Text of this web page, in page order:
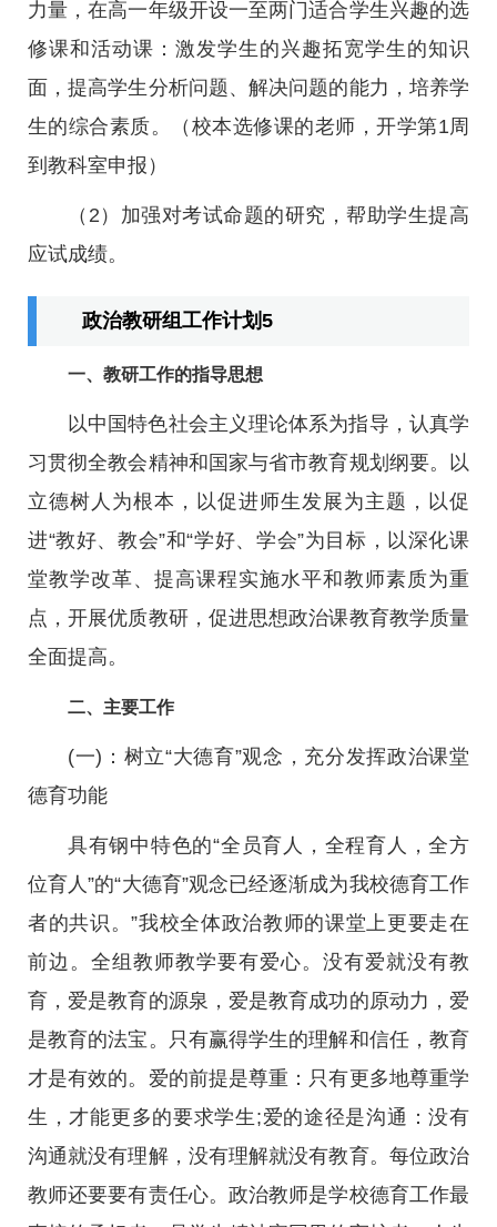
力量，在高一年级开设一至两门适合学生兴趣的选
修课和活动课：激发学生的兴趣拓宽学生的知识
面，提高学生分析问题、解决问题的能力，培养学
生的综合素质。（校本选修课的老师，开学第1周
到教科室申报）
（2）加强对考试命题的研究，帮助学生提高
应试成绩。
政治教研组工作计划5
一、教研工作的指导思想
以中国特色社会主义理论体系为指导，认真学
习贯彻全教会精神和国家与省市教育规划纲要。以
立德树人为根本，以促进师生发展为主题，以促
进“教好、教会”和“学好、学会”为目标，以深化课
堂教学改革、提高课程实施水平和教师素质为重
点，开展优质教研，促进思想政治课教育教学质量
全面提高。
二、主要工作
(一)：树立“大德育”观念，充分发挥政治课堂
德育功能
具有钢中特色的“全员育人，全程育人，全方
位育人”的“大德育”观念已经逐渐成为我校德育工作
者的共识。”我校全体政治教师的课堂上更要走在
前边。全组教师教学要有爱心。没有爱就没有教
育，爱是教育的源泉，爱是教育成功的原动力，爱
是教育的法宝。只有赢得学生的理解和信任，教育
才是有效的。爱的前提是尊重：只有更多地尊重学
生，才能更多的要求学生;爱的途径是沟通：没有
沟通就没有理解，没有理解就没有教育。每位政治
教师还要要有责任心。政治教师是学校德育工作最